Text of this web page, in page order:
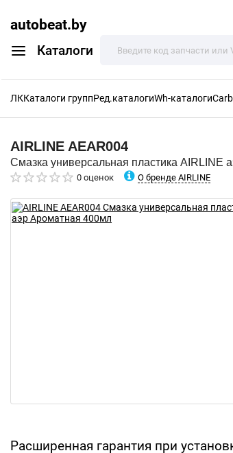
autobeat.by
Каталоги
ЛККаталоги группРед.каталогиWh-каталоги
AIRLINE AEAR004
Смазка универсальная пластика AIRLINE
0 оценок О бренде AIRLINE
Расширенная гарантия при